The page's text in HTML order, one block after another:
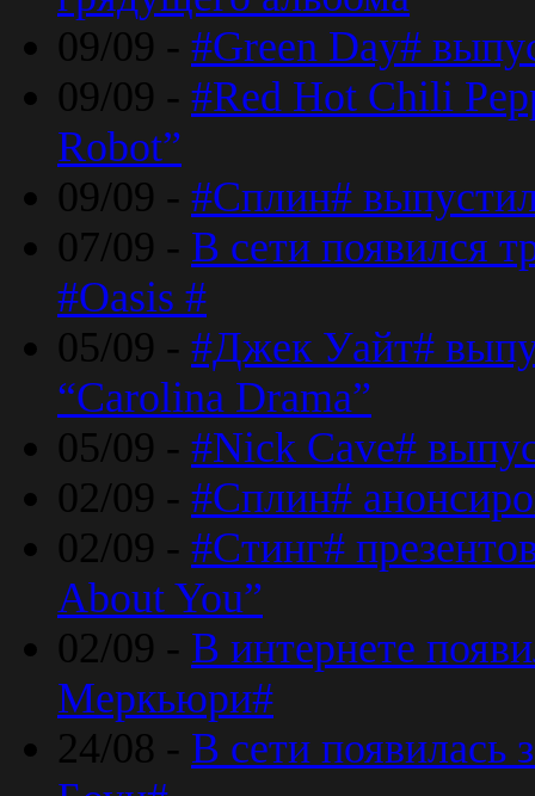
09/09 - #Green Day#
09/09 - #Red Hot Chili
Robot”
09/09 - #Сплин#
07/09 - В сети появился
#Oasis #
05/09 - #Джек Уайт#
“Carolina Drama”
05/09 - #Nick Cave#
02/09 - #Сплин#
02/09 - #Стинг#
About You”
02/09 - В интернете
Меркьюри#
24/08 - В сети появилась